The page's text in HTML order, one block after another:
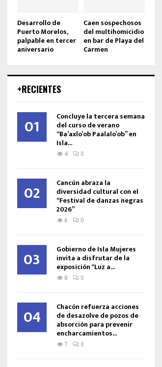
Desarrollo de
Puerto Morelos,
palpable en tercer
aniversario
Caen sospechosos
del multihomicidio
en bar de Playa del
Carmen
+RECIENTES
01 Concluye la tercera semana
del curso de verano
“Ba’axlo’ob Paalalo’ob” en
Isla...
4 0
02 Cancún abraza la
diversidad cultural con el
“Festival de danzas negras
2026”
6 0
03 Gobierno de Isla Mujeres
invita a disfrutar de la
exposición “Luz a...
8 0
04 Chacón refuerza acciones
de desazolve de pozos de
absorción para prevenir
encharcamientos...
7 0